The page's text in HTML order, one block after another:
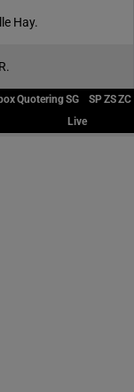
Hay.
QuoteringSG SPZSZC
Live